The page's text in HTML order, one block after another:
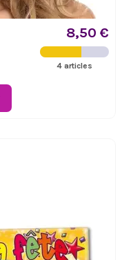
8,50 €
4 articles